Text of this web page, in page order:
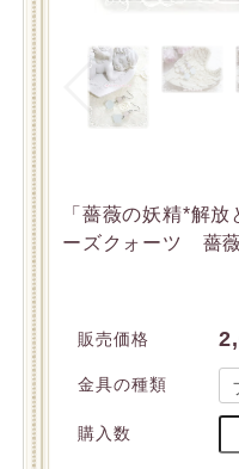
「薔薇の妖精*解
ーズクォーツ 薔
販売価格
金具の種類
購入数